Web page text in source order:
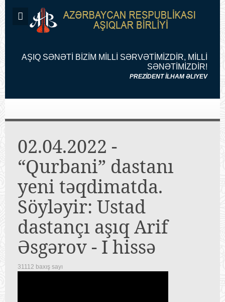
AŞIQ SƏNƏTİ BİZİM MİLLİ SƏRVƏTİMİZDİR, MİLLİ
SƏNƏTİMİZDİR!
PREZİDENT İLHAM ƏLIYEV
02.04.2022 -
“Qurbani” dastanı
yeni təqdimatda.
Söyləyir: Ustad
dastançı aşıq Arif
Əsgərov - I hissə
31112 baxış sayı